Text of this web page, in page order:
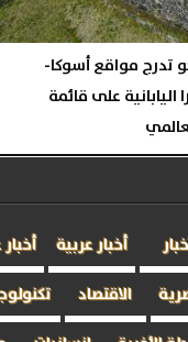
تدرج مواقع أسوكا-
اليابانية على قائمة
05:05 مـ
أخبار عربية
الاقتصاد